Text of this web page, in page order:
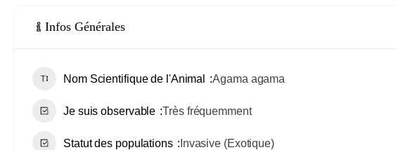
Infos Générales
Nom Scientifique de l'Animal Agama agama
Je suis observable Très fréquemment
Statut des populations Invasive (Exotique)